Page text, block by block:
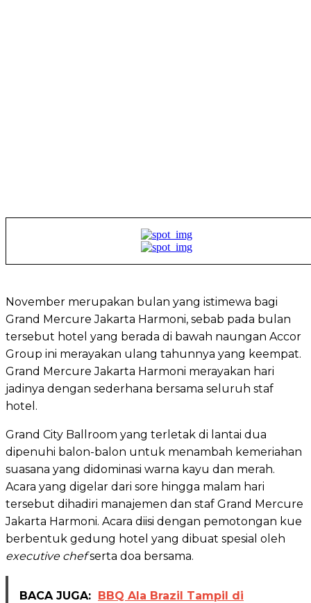
November merupakan bulan yang istimewa bagi
Grand Mercure Jakarta Harmoni, sebab pada bulan
tersebut hotel yang berada di bawah naungan Accor
Group ini merayakan ulang tahunnya yang keempat.
Grand Mercure Jakarta Harmoni merayakan hari
jadinya dengan sederhana bersama seluruh staf
hotel.
Grand City Ballroom yang terletak di lantai dua
dipenuhi balon-balon untuk menambah kemeriahan
suasana yang didominasi warna kayu dan merah.
Acara yang digelar dari sore hingga malam hari
tersebut dihadiri manajemen dan staf Grand Mercure
Jakarta Harmoni. Acara diisi dengan pemotongan kue
berbentuk gedung hotel yang dibuat spesial oleh
executive chefserta doa bersama.
BACA JUGA: BBQ Ala Brazil Tampil di